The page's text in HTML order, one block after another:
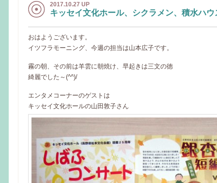
2017.10.27 UP
キッセイ文化ホール、シクラメン、積水ハウ
おはようございます。
イツフラモーニング、今週の担当は山本広子です。
霧の朝、その前は羊雲に朝焼け、早起きは三文の徳
綺麗でした～(^^)/
エンタメコーナーのゲストは
キッセイ文化ホールの山田敦子さん